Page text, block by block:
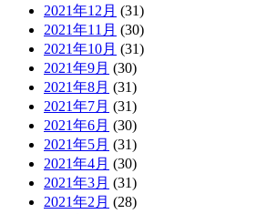
2021年12月 (31)
2021年11月 (30)
2021年10月 (31)
2021年9月 (30)
2021年8月 (31)
2021年7月 (31)
2021年6月 (30)
2021年5月 (31)
2021年4月 (30)
2021年3月 (31)
2021年2月 (28)